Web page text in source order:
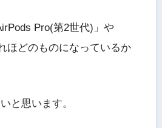
Pro(第2世代)」や
ほどのものになっているか
と思います。